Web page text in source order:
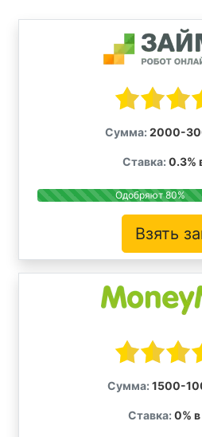
Сумма: 2000-
Ставка: 0.3%
Одобряют 80%
Взять
Сумма: 1500-
Ставка: 0%